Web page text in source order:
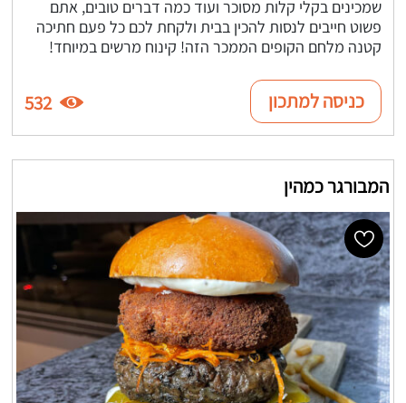
שמכינים בקלי קלות מסוכר ועוד כמה דברים טובים, אתם
פשוט חייבים לנסות להכין בבית ולקחת לכם כל פעם חתיכה
קטנה מלחם הקופים הממכר הזה! קינוח מרשים במיוחד!
כניסה למתכון 532
המבורגר כמהין